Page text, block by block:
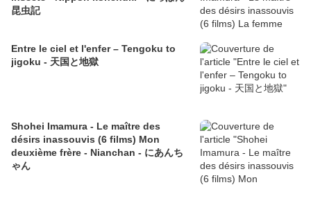
昆虫記
Entre le ciel et l'enfer – Tengoku to
jigoku - 天国と地獄
Shohei Imamura - Le maître des
désirs inassouvis (6 films) Mon
deuxième frère - Nianchan - にあんち
ゃん